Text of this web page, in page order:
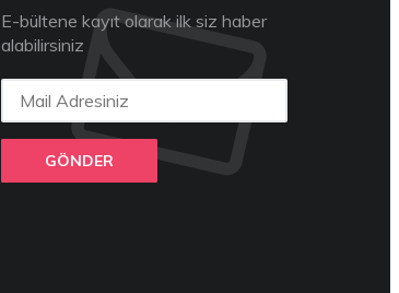
E-bültene kayıt olarak ilk siz haber
alabilirsiniz
GÖNDER